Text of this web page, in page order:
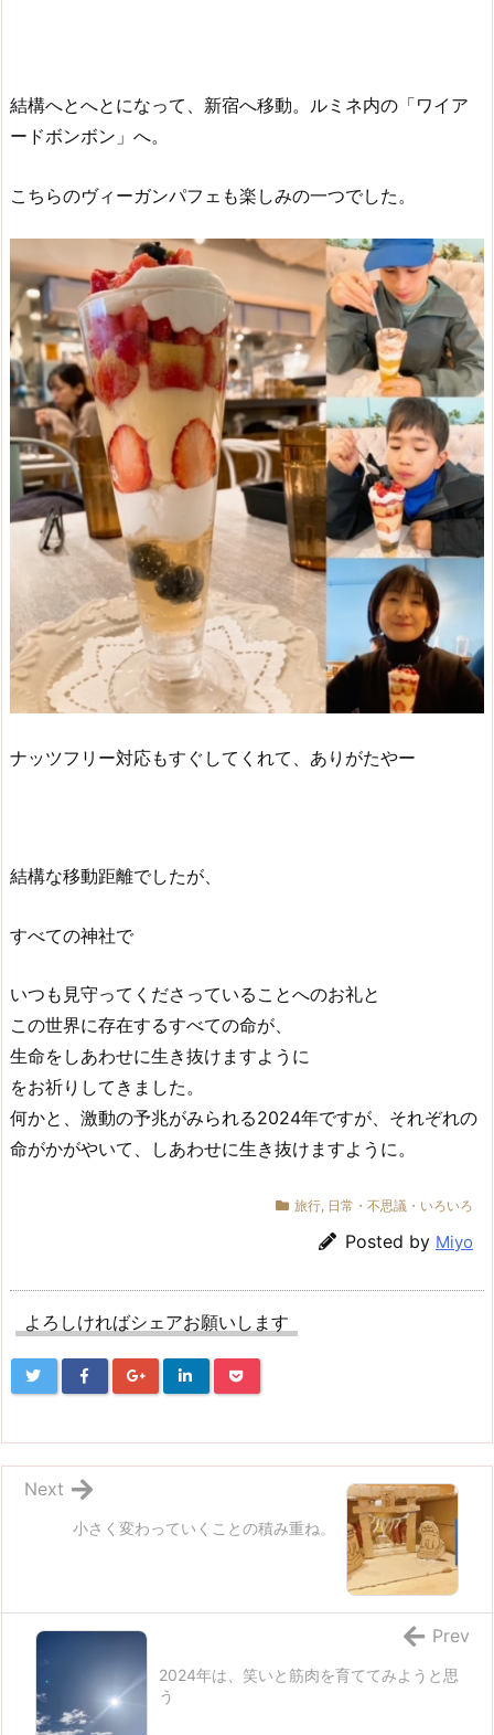
結構へとへとになって、新宿へ移動。ルミネ内の「ワイア
ードボンボン」へ。
こちらのヴィーガンパフェも楽しみの一つでした。
ナッツフリー対応もすぐしてくれて、ありがたやー
結構な移動距離でしたが、
すべての神社で
いつも見守ってくださっていることへのお礼と
この世界に存在するすべての命が、
生命をしあわせに生き抜けますように
をお祈りしてきました。
何かと、激動の予兆がみられる2024年ですが、それぞれの
命がかがやいて、しあわせに生き抜けますように。
旅行, 日常・不思議・いろいろ
Posted by Miyo
よろしければシェアお願いします
小さく変わっていくことの積み重ね。
Next
2024年は、笑いと筋肉を育ててみようと思
う
Prev